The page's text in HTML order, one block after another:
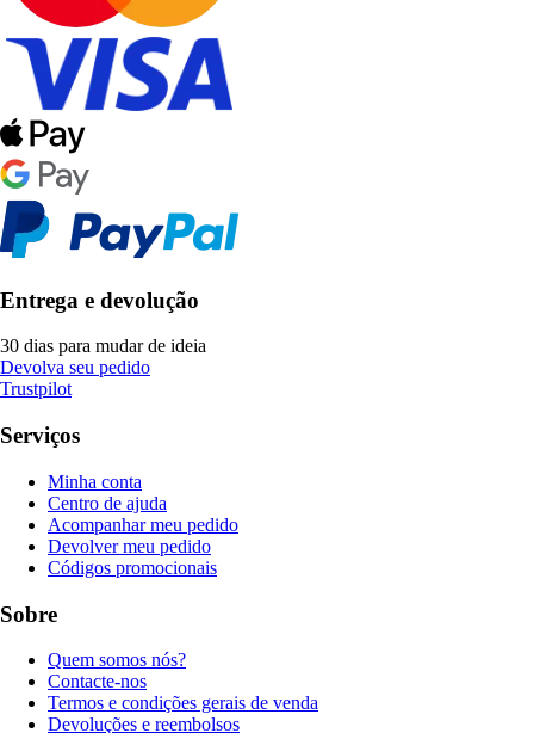
Entrega e devolução
30 dias para mudar de ideia
Devolva seu pedido
Trustpilot
Serviços
Minha conta
Centro de ajuda
Acompanhar meu pedido
Devolver meu pedido
Códigos promocionais
Sobre
Quem somos nós?
Contacte-nos
Termos e condições gerais de venda
Devoluções e reembolsos